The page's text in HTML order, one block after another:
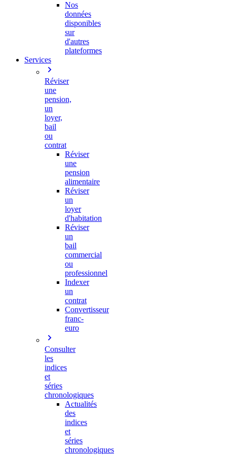
Nos
données
disponibles
sur
d'autres
plateformes
Services
Réviser
une
pension,
un
loyer,
bail
ou
contrat
Réviser
une
pension
alimentaire
Réviser
un
loyer
d'habitation
Réviser
un
bail
commercial
ou
professionnel
Indexer
un
contrat
Convertisseur
franc-
euro
Consulter
les
indices
et
séries
chronologiques
Actualités
des
indices
et
séries
chronologiques